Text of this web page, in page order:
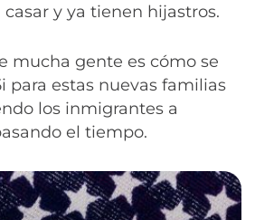
y ya tienen hijastros.
mucha gente es cómo se
para estas nuevas familias
los inmigrantes a
el tiempo.